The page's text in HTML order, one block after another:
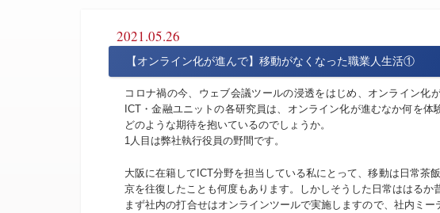
2021.05.26
【オンライン化が進んで】移動がなくなった職業人生活①
コロナ禍の今、ウェブ会議ツールの浸透をはじめ、オンライン
ICT・金融ユニットの各研究員は、オンライン化が進むなか何を
どのような期待を抱いているのでしょうか。
1人目は弊社執行役員の野間です。
大阪に在籍してICT分野を担当している私にとって、移動は日常茶
京を往復したことも何度もあります。しかしそうした日常ははるか
まず社内の打合せはオンラインツールで実施しますので、社内ミ